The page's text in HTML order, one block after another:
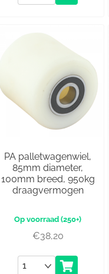
PA palletwagenwiel,
85mm diameter,
100mm breed, 950kg
draagvermogen
(250+)
€38,20
Aantal